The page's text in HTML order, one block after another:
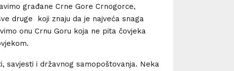
građane Crne Gore Crnogorce,
druge koji znaju da je najveća snaga
onu Crnu Goru koja ne pita čovjeka
savjesti i državnog samopoštovanja. Neka